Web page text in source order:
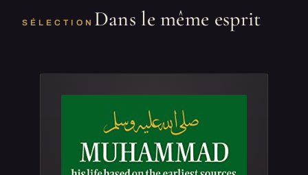
SÉLECTION Dans le même esprit